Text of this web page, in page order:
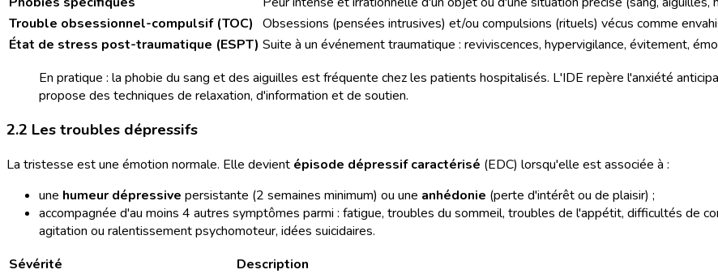
Trouble obsessionnel-compulsif (TOC) Obsessions (pensées intrusives) et/ou compulsions (rituels) vécus comme
État de stress post-traumatique (ESPT) Suite à un événement traumatique : reviviscences, hypervigilance, évitement,
En pratique : la phobie du sang et des aiguilles est fréquente chez les patients hospitalisés. L'IDE repère l'anxiété
propose des techniques de relaxation, d'information et de soutien.
2.2 Les troubles dépressifs
La tristesse est une émotion normale. Elle devient épisode dépressif caractérisé (EDC) lorsqu'elle est associée à :
une humeur dépressive persistante (2 semaines minimum) ou une anhédonie (perte d'intérêt ou de plaisir) ;
accompagnée d'au moins 4 autres symptômes parmi : fatigue, troubles du sommeil, troubles de l'appétit, difficultés de
agitation ou ralentissement psychomoteur, idées suicidaires.
Sévérité
Description